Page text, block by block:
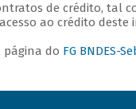
de crédito, tal
ao crédito
página do FG BNDES-